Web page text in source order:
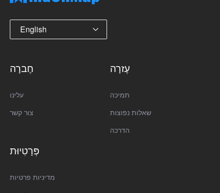
English
חֶברָה
עלינו
צור קשר
עֶזרָה
תמיכה
שאלות נפוצות
הדרכה
פְּרָטִיוּת
מדיניות פרטיות